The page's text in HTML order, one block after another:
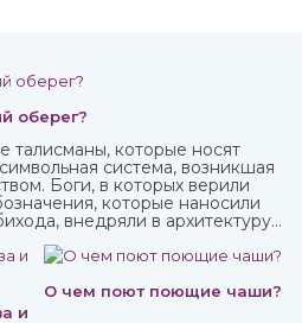
оберег?
талисманы, которые носят
система, возникшая
Боги, в которых верили
которые наносили
внедряли в архитектуру
у него защиты от
болезней, войн и
семейных делах и т.п.
и
О чем поют поющие чаши?